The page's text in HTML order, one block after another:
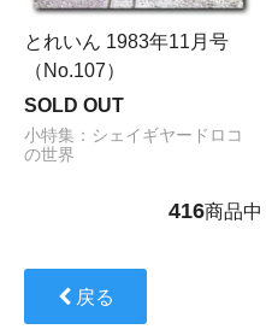
とれいん 1983年11月号
（No.107）
SOLD OUT
小特集：シェイギヤードロコ
の世界
416商品中
戻る